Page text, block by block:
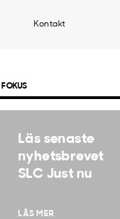
Kontakt
I FOKUS
Läs senaste
nyhetsbrevet
SLC Just nu
LÄS MER